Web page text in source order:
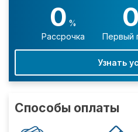
0 %
Рассрочка
0
Первый
Узнать
Способы оплаты